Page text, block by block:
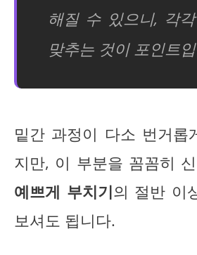
해질 수 있으니, 각
맞추는 것이 포인트
밑간 과정이 다소 번거롭
지만, 이 부분을 꼼꼼히
예쁘게 부치기의 절반 이
보셔도 됩니다.